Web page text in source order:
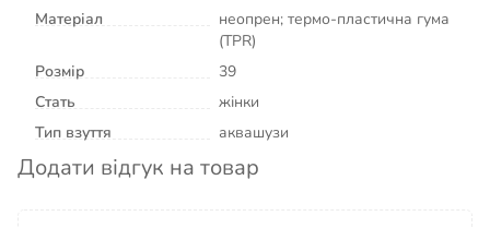
Матеріал
неопрен; термо-пластична гума
(TPR)
Розмір
39
Стать
жінки
Тип взуття
аквашузи
Додати відгук на товар